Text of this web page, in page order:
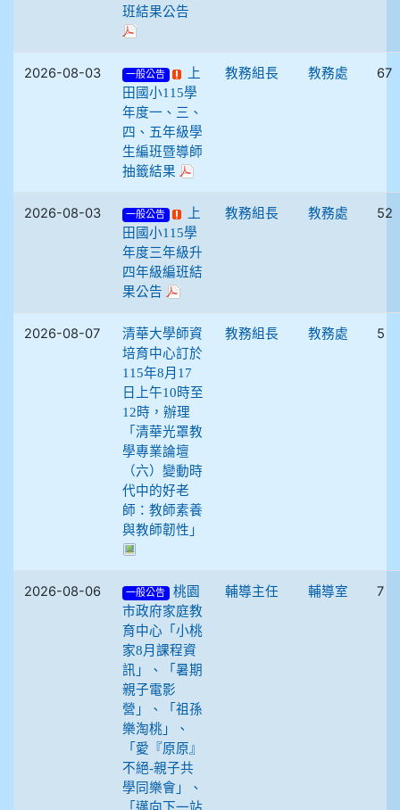
班結果公告
2026-08-03 一般公告
上
田國小115學
年度一、三、
四、五年級學
生編班暨導師
抽籤結果
教務組長 教務處 67
2026-08-03 一般公告
上
田國小115學
年度三年級升
四年級編班結
果公告
教務組長 教務處 52
2026-08-07
清華大學師資
培育中心訂於
115年8月17
日上午10時至
12時，辦理
「清華光罩教
學專業論壇
（六）變動時
代中的好老
師：教師素養
與教師韌性」
教務組長 教務處 5
2026-08-06 一般公告
桃園
市政府家庭教
育中心「小桃
家8月課程資
訊」、「暑期
親子電影
營」、「祖孫
樂淘桃」、
「愛『原原』
不絕-親子共
學同樂會」、
「邁向下一站
輔導主任 輔導室 7